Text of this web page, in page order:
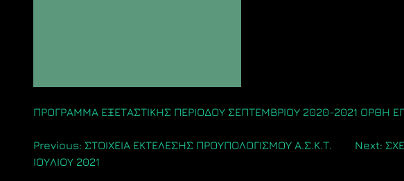
ΠΡΟΓΡΑΜΜΑ ΕΞΕΤΑΣΤΙΚΗΣ ΠΕΡΙΟΔΟΥ ΣΕΠΤΕΜΒΡΙΟΥ 2020-2021 ΟΡΘΗ
Πλοήγηση
Previous: ΣΤΟΙΧΕΙΑ ΕΚΤΕΛΕΣΗΣ ΠΡΟΥΠΟΛΟΓΙΣΜΟΥ Α.Σ.Κ.Τ.
ΙΟΥΛΙΟΥ 2021
Next: